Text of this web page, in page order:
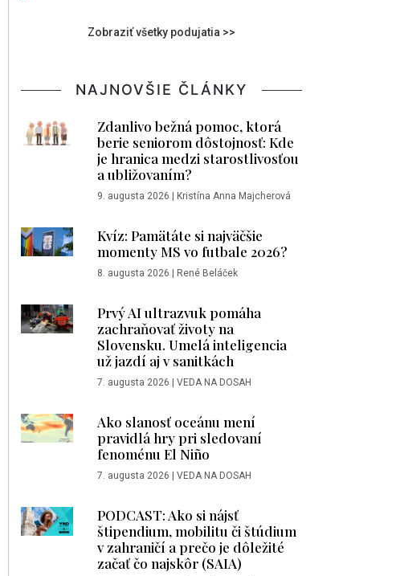
Zobraziť všetky podujatia >>
NAJNOVŠIE ČLÁNKY
Zdanlivo bežná pomoc, ktorá
berie seniorom dôstojnosť: Kde
je hranica medzi starostlivosťou
a ubližovaním?
9. augusta 2026 | Kristína Anna Majcherová
Kvíz: Pamätáte si najväčšie
momenty MS vo futbale 2026?
8. augusta 2026 | René Beláček
Prvý AI ultrazvuk pomáha
zachraňovať životy na
Slovensku. Umelá inteligencia
už jazdí aj v sanitkách
7. augusta 2026 | VEDA NA DOSAH
Ako slanosť oceánu mení
pravidlá hry pri sledovaní
fenoménu El Niño
7. augusta 2026 | VEDA NA DOSAH
PODCAST: Ako si nájsť
štipendium, mobilitu či štúdium
v zahraničí a prečo je dôležité
začať čo najskôr (SAIA)